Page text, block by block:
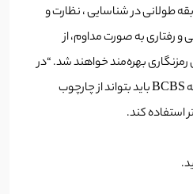
طولانی در شناسایی ، نظارت و
و رفتاری به صورت مداوم، از
بهره‌مند خواهند شد. “در
این نامه پیشنهاد شده است که BCBS باید بتواند از چارچوب
استفاده کند.